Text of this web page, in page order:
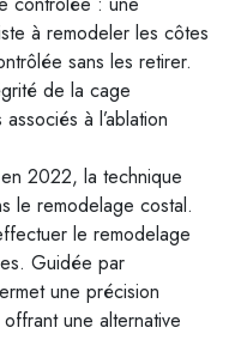
à remodeler les côtes
sans les retirer.
de la cage
à l’ablation
2022, la technique
le remodelage costal.
le remodelage
Guidée par
une précision
une alternative